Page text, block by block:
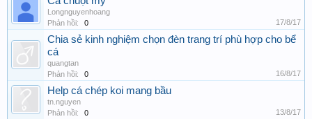
Longnguyenhoang
Phản hồi:
0 17/8/17
Chia sẻ kinh nghiệm chọn đèn trang trí phù hợp cho bể
cá
quangtan
Phản hồi:
0 16/8/17
Help cá chép koi mang bầu
tn.nguyen
Phản hồi:
0 13/8/17